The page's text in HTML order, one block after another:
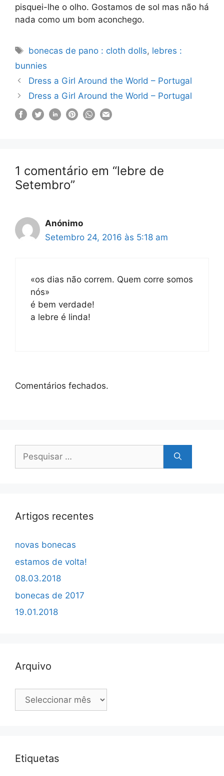
pisquei-lhe o olho. Gostamos de sol mas não há
nada como um bom aconchego.
Etiquetas
bonecas de pano : cloth dolls, lebres :
bunnies
Dress a Girl Around the World – Portugal
Dress a Girl Around the World – Portugal
1 comentário em “lebre de
Setembro”
Anónimo
Setembro 24, 2016 às 5:18 am
«os dias não correm. Quem corre somos
nós»
é bem verdade!
a lebre é linda!
Comentários fechados.
Pesquisar
Artigos recentes
novas bonecas
estamos de volta!
08.03.2018
bonecas de 2017
19.01.2018
Arquivo
Arquivo
Etiquetas